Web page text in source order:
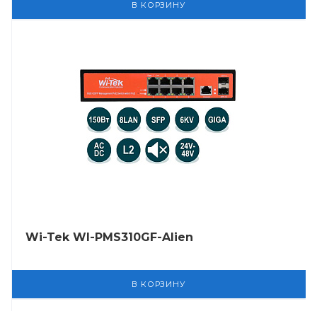
В КОРЗИНУ
Wi-Tek WI-PMS310GF-Alien
В КОРЗИНУ